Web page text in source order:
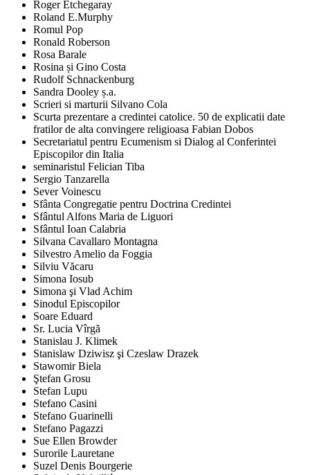
Roger Etchegaray
Roland E.Murphy
Romul Pop
Ronald Roberson
Rosa Barale
Rosina și Gino Costa
Rudolf Schnackenburg
Sandra Dooley ș.a.
Scrieri si marturii Silvano Cola
Scurta prezentare a credintei catolice. 50 de explicatii date
fratilor de alta convingere religioasa Fabian Dobos
Secretariatul pentru Ecumenism si Dialog al Conferintei
Episcopilor din Italia
seminaristul Felician Tiba
Sergio Tanzarella
Sever Voinescu
Sfânta Congregatie pentru Doctrina Credintei
Sfântul Alfons Maria de Liguori
Sfântul Ioan Calabria
Silvana Cavallaro Montagna
Silvestro Amelio da Foggia
Silviu Văcaru
Simona Iosub
Simona şi Vlad Achim
Sinodul Episcopilor
Soare Eduard
Sr. Lucia Vîrgă
Stanislau J. Klimek
Stanislaw Dziwisz şi Czeslaw Drazek
Stawomir Biela
Ştefan Grosu
Stefan Lupu
Stefano Casini
Stefano Guarinelli
Stefano Pagazzi
Sue Ellen Browder
Surorile Lauretane
Suzel Denis Bourgerie